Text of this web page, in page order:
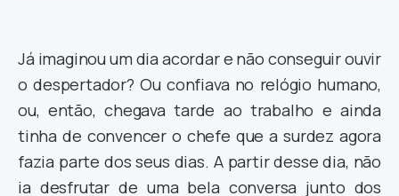
Já imaginou um dia acordar e não conseguir ouvir
o despertador? Ou confiava no relógio humano,
ou, então, chegava tarde ao trabalho e ainda
tinha de convencer o chefe que a surdez agora
fazia parte dos seus dias. A partir desse dia, não
ia desfrutar de uma bela conversa junto dos